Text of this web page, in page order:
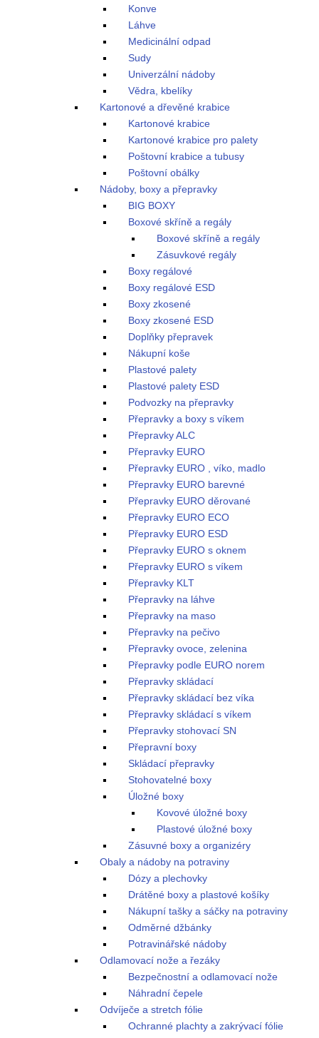
Konve
Láhve
Medicinální odpad
Sudy
Univerzální nádoby
Vědra, kbelíky
Kartonové a dřevěné krabice
Kartonové krabice
Kartonové krabice pro palety
Poštovní krabice a tubusy
Poštovní obálky
Nádoby, boxy a přepravky
BIG BOXY
Boxové skříně a regály
Boxové skříně a regály
Zásuvkové regály
Boxy regálové
Boxy regálové ESD
Boxy zkosené
Boxy zkosené ESD
Doplňky přepravek
Nákupní koše
Plastové palety
Plastové palety ESD
Podvozky na přepravky
Přepravky a boxy s víkem
Přepravky ALC
Přepravky EURO
Přepravky EURO , víko, madlo
Přepravky EURO barevné
Přepravky EURO děrované
Přepravky EURO ECO
Přepravky EURO ESD
Přepravky EURO s oknem
Přepravky EURO s víkem
Přepravky KLT
Přepravky na láhve
Přepravky na maso
Přepravky na pečivo
Přepravky ovoce, zelenina
Přepravky podle EURO norem
Přepravky skládací
Přepravky skládací bez víka
Přepravky skládací s víkem
Přepravky stohovací SN
Přepravní boxy
Skládací přepravky
Stohovatelné boxy
Úložné boxy
Kovové úložné boxy
Plastové úložné boxy
Zásuvné boxy a organizéry
Obaly a nádoby na potraviny
Dózy a plechovky
Drátěné boxy a plastové košíky
Nákupní tašky a sáčky na potraviny
Odměrné džbánky
Potravinářské nádoby
Odlamovací nože a řezáky
Bezpečnostní a odlamovací nože
Náhradní čepele
Odvíječe a stretch fólie
Ochranné plachty a zakrývací fólie